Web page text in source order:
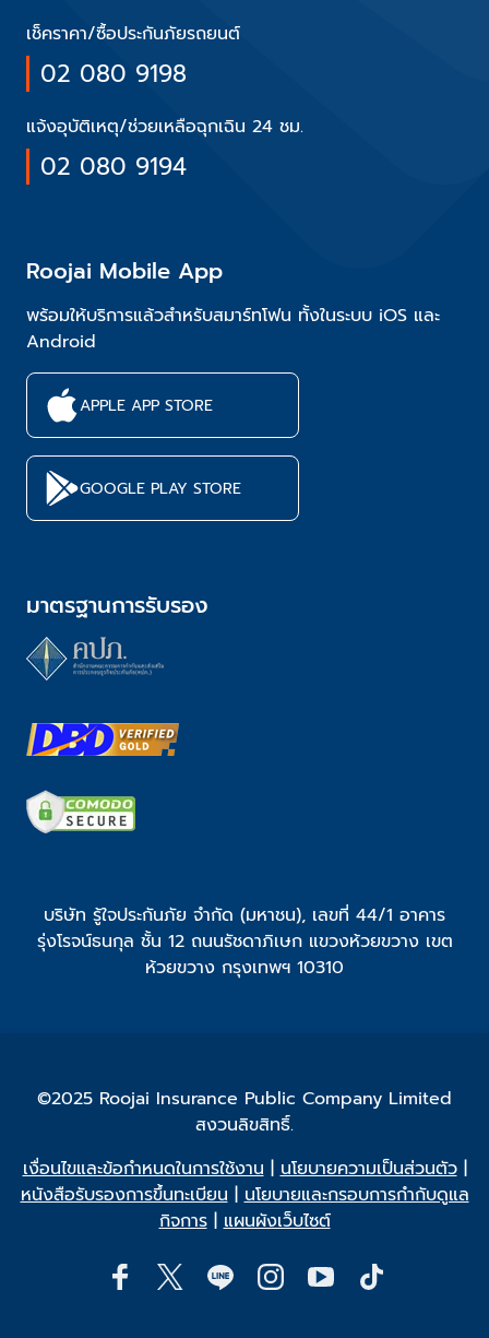
เช็คราคา/ซื้อประกันภัยรถยนต์
02 080 9198
แจ้งอุบัติเหตุ/ช่วยเหลือฉุกเฉิน 24 ชม.
02 080 9194
Roojai Mobile App
พร้อมให้บริการแล้วสำหรับสมาร์ทโฟน ทั้งในระบบ iOS และ
Android
APPLE APP STORE
GOOGLE PLAY STORE
มาตรฐานการรับรอง
บริษัท รู้ใจประกันภัย จำกัด (มหาชน), เลขที่ 44/1 อาคาร
รุ่งโรจน์ธนกุล ชั้น 12 ถนนรัชดาภิเษก แขวงห้วยขวาง เขต
ห้วยขวาง กรุงเทพฯ 10310
©2025 Roojai Insurance Public Company Limited
สงวนลิขสิทธิ์.
เงื่อนไขและข้อกำหนดในการใช้งาน|นโยบายความเป็นส่วนตัว|
หนังสือรับรองการขึ้นทะเบียน|นโยบายและกรอบการกำกับดูแล
กิจการ|แผนผังเว็บไซต์